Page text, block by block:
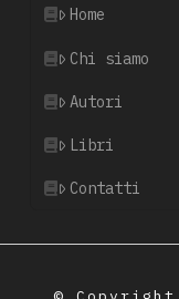
Home
Chi siamo
Autori
Libri
Contatti